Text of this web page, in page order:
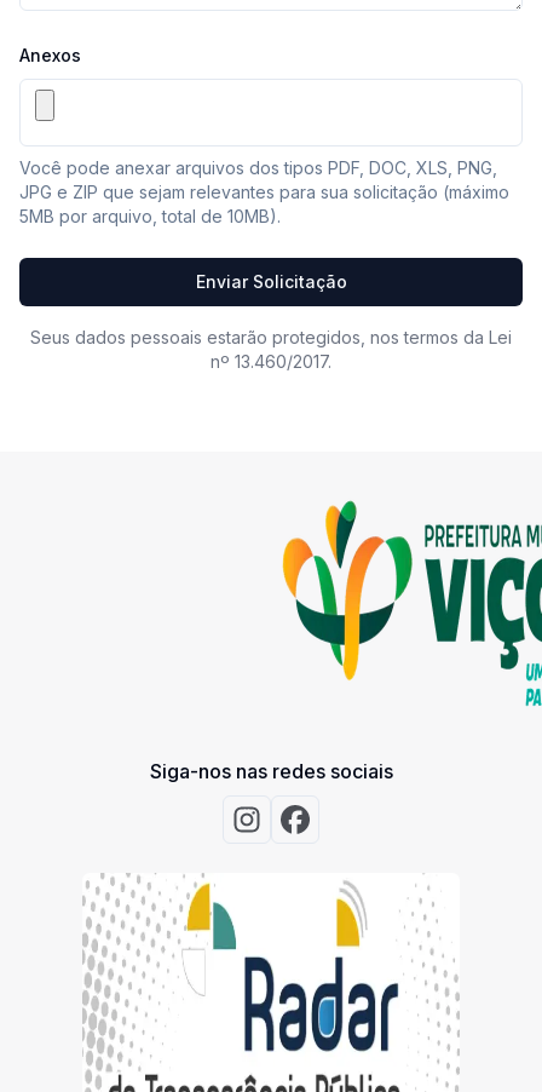
Anexos
Você pode anexar arquivos dos tipos PDF, DOC, XLS, PNG,
JPG e ZIP que sejam relevantes para sua solicitação (máximo
5MB por arquivo, total de 10MB).
Enviar Solicitação
Seus dados pessoais estarão protegidos, nos termos da Lei
nº 13.460/2017.
Siga-nos nas redes sociais
Acessar Instagram
Acessar Facebook